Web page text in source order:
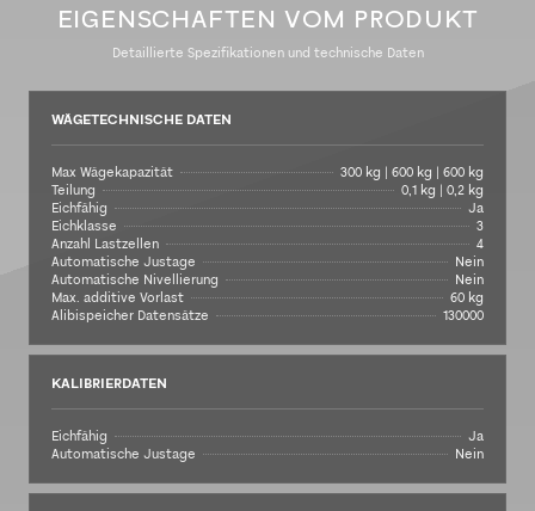
EIGENSCHAFTEN VOM PRODUKT
Detaillierte Spezifikationen und technische Daten
WÄGETECHNISCHE DATEN
Max Wägekapazität
300 kg | 600 kg | 600 kg
Teilung
0,1 kg | 0,2 kg
Eichfähig
Ja
Eichklasse
3
Anzahl Lastzellen
4
Automatische Justage
Nein
Automatische Nivellierung
Nein
Max. additive Vorlast
60 kg
Alibispeicher Datensätze
130000
KALIBRIERDATEN
Eichfähig
Ja
Automatische Justage
Nein